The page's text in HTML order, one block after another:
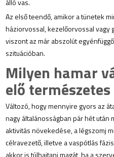
álló vas.
Az első teendő, amikor a tünetek
háziorvossal, kezelőorvossal vagy
viszont az már abszolút
szituációban.
Milyen hamar
elő
Változó, hogy mennyire gyors az
nagy általánosságban pár hét
aktivitás növekedése, a légszomj
célravezető, illetve a vaspótlás
akkor is túlhajtani magát, ha a